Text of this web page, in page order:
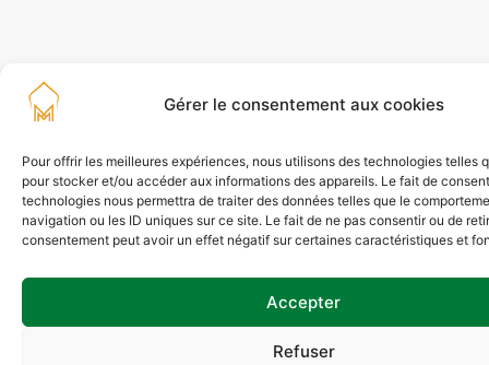
Gérer le consentement aux cookies
Pour offrir les meilleures expériences, nous utilisons des technologies telles
pour stocker et/ou accéder aux informations des appareils. Le fait de
technologies nous permettra de traiter des données telles que le
navigation ou les ID uniques sur ce site. Le fait de ne pas consentir ou de
consentement peut avoir un effet négatif sur certaines caractéristiques et
Accepter
Refuser